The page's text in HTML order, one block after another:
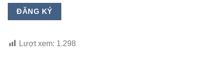
Lượt xem: 1.298